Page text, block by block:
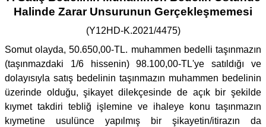
Halinde Zarar Unsurunun Gerçekleşmemesi
(Y12HD-K.2021/4475)
Somut olayda, 50.650,00-TL. muhammen bedelli taşınmazın
(taşınmazdaki 1/6 hissenin) 98.100,00-TL'ye satıldığı ve
dolayısıyla satış bedelinin taşınmazın muhammen bedelinin
üzerinde olduğu, şikayet dilekçesinde de açık bir şekilde
kıymet takdiri tebliğ işlemine ve ihaleye konu taşınmazın
kıymetine usulünce yapılmış bir şikayetin/itirazın da